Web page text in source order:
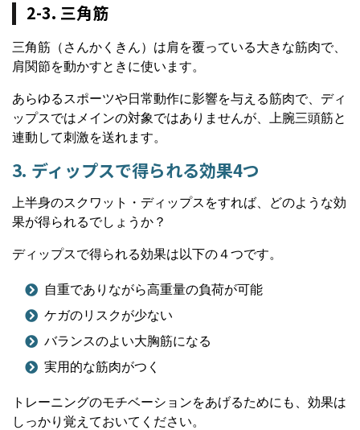
2-3. 三角筋
三角筋（さんかくきん）は肩を覆っている大きな筋肉で、
肩関節を動かすときに使います。
あらゆるスポーツや日常動作に影響を与える筋肉で、ディ
ップスではメインの対象ではありませんが、上腕三頭筋と
連動して刺激を送れます。
3. ディップスで得られる効果4つ
上半身のスクワット・ディップスをすれば、どのような効
果が得られるでしょうか？
ディップスで得られる効果は以下の４つです。
自重でありながら高重量の負荷が可能
ケガのリスクが少ない
バランスのよい大胸筋になる
実用的な筋肉がつく
トレーニングのモチベーションをあげるためにも、効果は
しっかり覚えておいてください。